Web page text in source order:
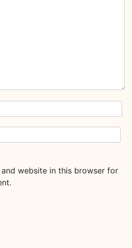
and website in this browser for